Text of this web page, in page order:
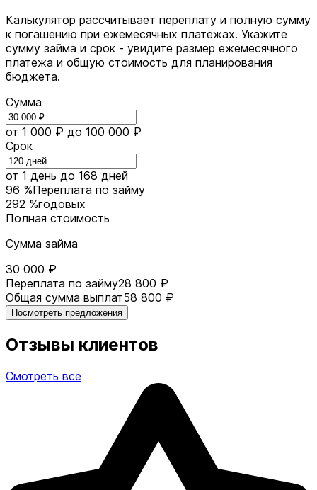
Калькулятор рассчитывает переплату и полную сумму
к погашению при ежемесячных платежах. Укажите
сумму займа и срок - увидите размер ежемесячного
платежа и общую стоимость для планирования
бюджета.
Сумма
от 1 000 ₽ до 100 000 ₽
Срок
от 1 день до 168 дней
96 %Переплата по займу
292 %годовых
Полная стоимость
Сумма займа
30 000 ₽
Переплата по займу28 800 ₽
Общая сумма выплат58 800 ₽
Посмотреть предложения
Отзывы клиентов
Смотреть все